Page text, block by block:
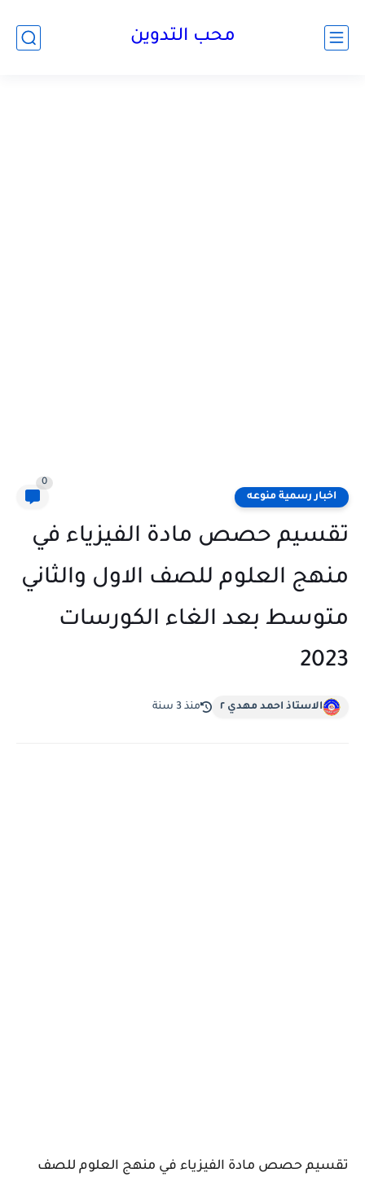
محب التدوين
اخبار رسمية منوعه
0
تقسيم حصص مادة الفيزياء في
منهج العلوم للصف الاول والثاني
متوسط بعد الغاء الكورسات
2023
الاستاذ احمد مهدي ٢ منذ 3 سنة
تقسيم حصص مادة الفيزياء في منهج العلوم للصف